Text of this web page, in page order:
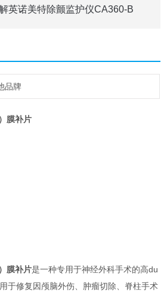
英诺美特除颤监护仪CA360-B
品牌
膜补片
膜补片是一种专用于神经外科手术的高du
于修复因颅脑外伤、肿瘤切除、脊柱手术